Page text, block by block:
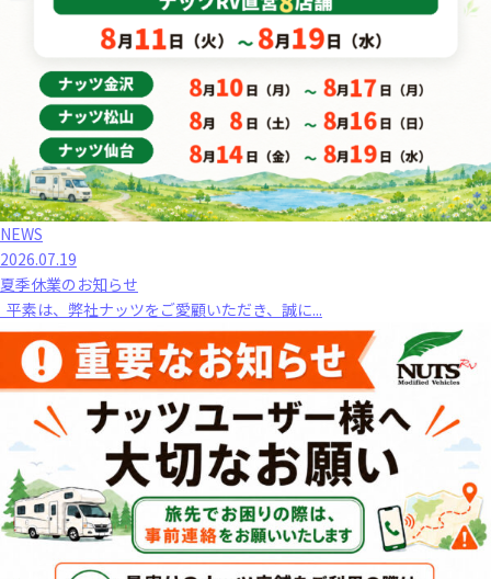
NEWS
2026.07.19
夏季休業のお知らせ
平素は、弊社ナッツをご愛顧いただき、誠に...